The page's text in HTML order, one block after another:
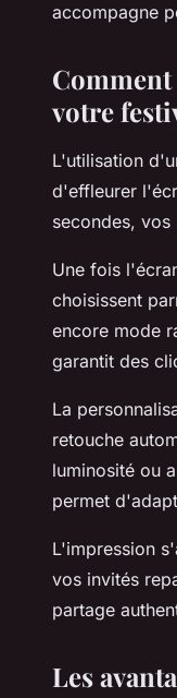
accompagne
votre
L'utilisation
d'effleurer
secondes,
Une fois
choisissent
encore mode
garantit des
La
retouche
luminosité ou
permet
L'impression
vos invités
partage
Les